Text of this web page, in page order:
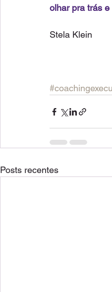
olhar pra trás
Stela Klein
Posts recentes